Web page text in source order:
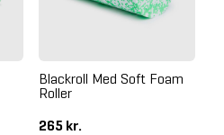
Blackroll Med Soft Foam
Roller
265 kr.